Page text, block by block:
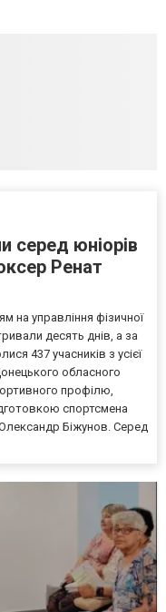
серед юніорів
Ренат
на управління фізичної
десять днів, а за
437 учасників з усієї
обласного
профілю,
спортсмена
Біжунов. Серед